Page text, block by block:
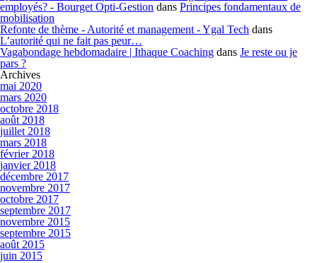
employés? - Bourget Opti-Gestion dans Principes fondamentaux de
mobilisation
Refonte de thème - Autorité et management - Ygal Tech dans
L’autorité qui ne fait pas peur…
Vagabondage hebdomadaire | Ithaque Coaching dans Je reste ou je
pars ?
Archives
mai 2020
mars 2020
octobre 2018
août 2018
juillet 2018
mars 2018
février 2018
janvier 2018
décembre 2017
novembre 2017
octobre 2017
septembre 2017
novembre 2015
septembre 2015
août 2015
juin 2015